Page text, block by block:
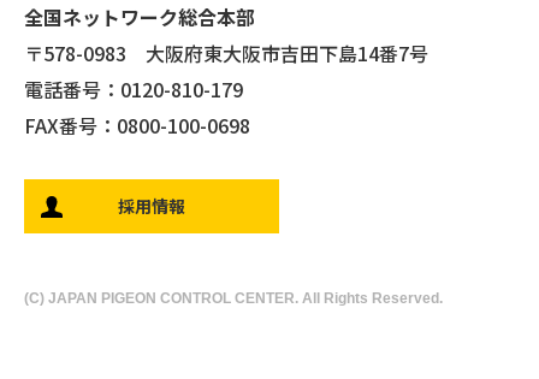
全国ネットワーク総合本部
〒578-0983 大阪府東大阪市吉田下島14番7号
電話番号：0120-810-179
FAX番号：0800-100-0698
採用情報
(C) JAPAN PIGEON CONTROL CENTER. All Rights Reserved.